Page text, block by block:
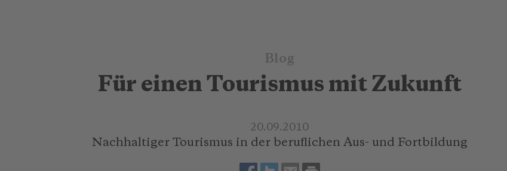
Blog
Für einen Tourismus mit Zukunft
20.09.2010
Nachhaltiger Tourismus in der beruflichen Aus- und Fortbildung